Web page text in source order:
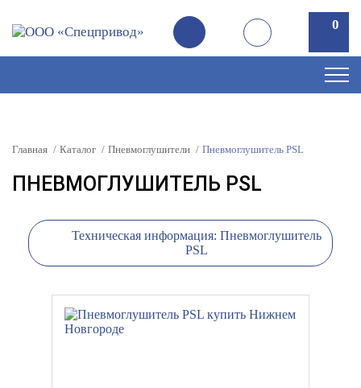
0
0
Главная Каталог Пневмоглушители Пневмоглушитель PSL
ПНЕВМОГЛУШИТЕЛЬ PSL
Техническая информация: Пневмоглушитель
PSL